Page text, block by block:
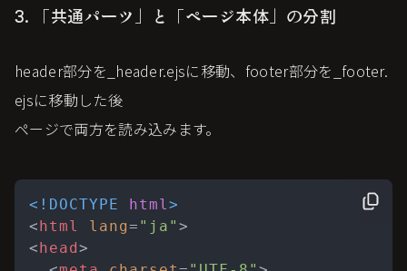
3. 「共通パーツ」と「ページ本体」の分割
header部分を_header.ejsに移動、footer部分を_footer.
ejsに移動した後
ページで両方を読み込みます。
<!DOCTYPE html>
<html lang= "ja" >
<head>